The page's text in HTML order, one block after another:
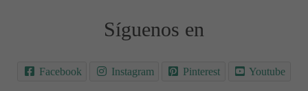
Síguenos en
Facebook Instagram Pinterest Youtube